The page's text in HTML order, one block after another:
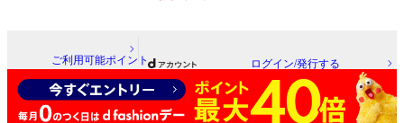
ご利用可能ポイント ログイン/発行する